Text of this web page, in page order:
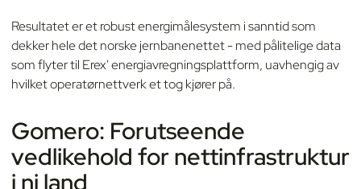
Resultatet er et robust energimålesystem i sanntid som
dekker hele det norske jernbanenettet - med pålitelige data
som flyter til Erex' energiavregningsplattform, uavhengig av
hvilket operatørnettverk et tog kjører på.
Gomero: Forutseende
vedlikehold for nettinfrastruktur
i ni land